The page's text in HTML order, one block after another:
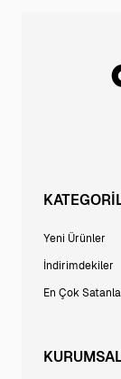
Yeni Ürünler
İndirimdekiler
En Çok